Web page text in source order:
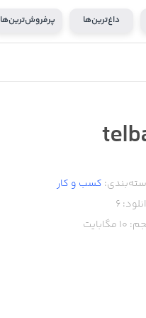
داغ‌ترین‌ها پرفروش‌ترین‌ها
کسب‌ و ‌کار
6
10 مگابایت